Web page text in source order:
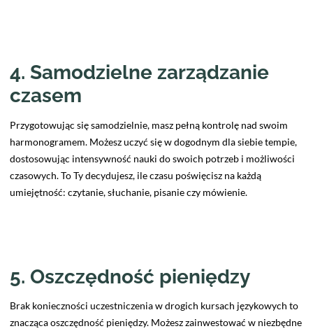
4. Samodzielne zarządzanie
czasem
Przygotowując się samodzielnie, masz pełną kontrolę nad swoim
harmonogramem. Możesz uczyć się w dogodnym dla siebie tempie,
dostosowując intensywność nauki do swoich potrzeb i możliwości
czasowych. To Ty decydujesz, ile czasu poświęcisz na każdą
umiejętność: czytanie, słuchanie, pisanie czy mówienie.
5. Oszczędność pieniędzy
Brak konieczności uczestniczenia w drogich kursach językowych to
znacząca oszczędność pieniędzy. Możesz zainwestować w niezbędne